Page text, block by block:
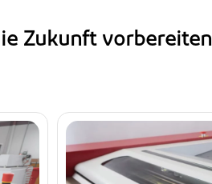
Zukunft vorbereiten